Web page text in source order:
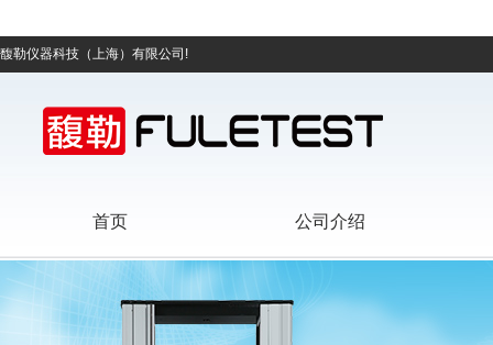
馥勒仪器科技（上海）有限公司!
首页 公司介绍